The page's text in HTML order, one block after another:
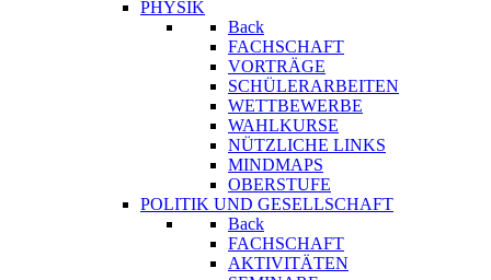
PHYSIK
Back
FACHSCHAFT
VORTRÄGE
SCHÜLERARBEITEN
WETTBEWERBE
WAHLKURSE
NÜTZLICHE LINKS
MINDMAPS
OBERSTUFE
POLITIK UND GESELLSCHAFT
Back
FACHSCHAFT
AKTIVITÄTEN